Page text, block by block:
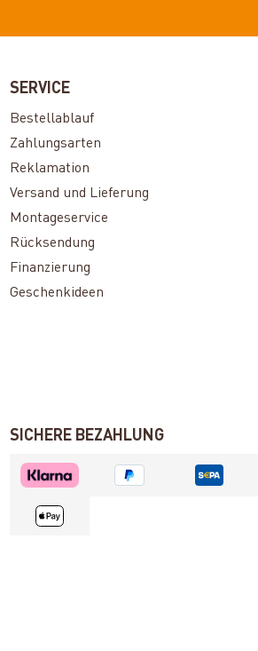
SERVICE
Bestellablauf
Zahlungsarten
Reklamation
Versand und Lieferung
Montageservice
Rücksendung
Finanzierung
Geschenkideen
SICHERE BEZAHLUNG